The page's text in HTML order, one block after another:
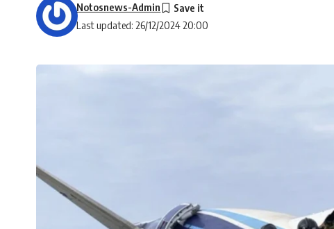
Last updated: 26/12/2024 20:00
Notosnews-Admin